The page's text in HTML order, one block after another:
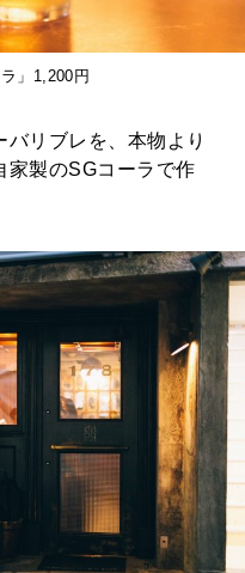
」1,200円
リブレを、本物より
家製のSGコーラで作